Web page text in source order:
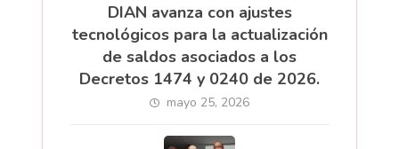
DIAN avanza con ajustes
tecnológicos para la actualización
de saldos asociados a los
Decretos 1474 y 0240 de 2026.
mayo 25, 2026